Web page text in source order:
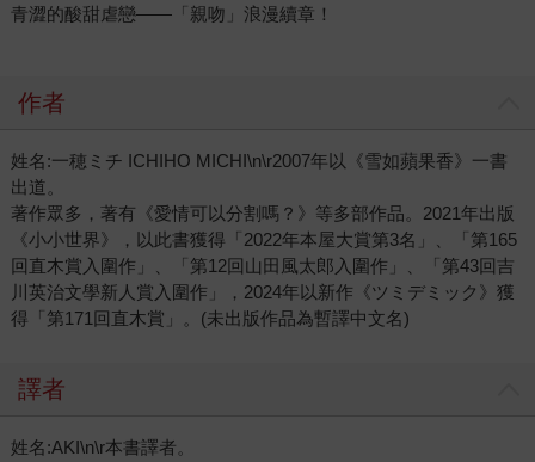
青澀的酸甜虐戀——「親吻」浪漫續章！
作者
姓名:一穂ミチ ICHIHO MICHI\n\r2007年以《雪如蘋果香》一書
出道。
著作眾多，著有《愛情可以分割嗎？》等多部作品。2021年出版
《小小世界》，以此書獲得「2022年本屋大賞第3名」、「第165
回直木賞入圍作」、「第12回山田風太郎入圍作」、「第43回吉
川英治文學新人賞入圍作」，2024年以新作《ツミデミック》獲
得「第171回直木賞」。(未出版作品為暫譯中文名)
譯者
姓名:AKI\n\r本書譯者。